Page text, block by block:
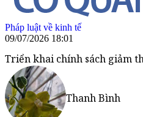
Pháp luật về kinh tế
09/07/2026 18:01
Triển khai chính sách giảm
Thanh Bình